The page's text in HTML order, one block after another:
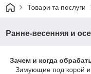
Товари та послуги
Ранне-весенняя и
Зачем и когда
Зимующие под корой и